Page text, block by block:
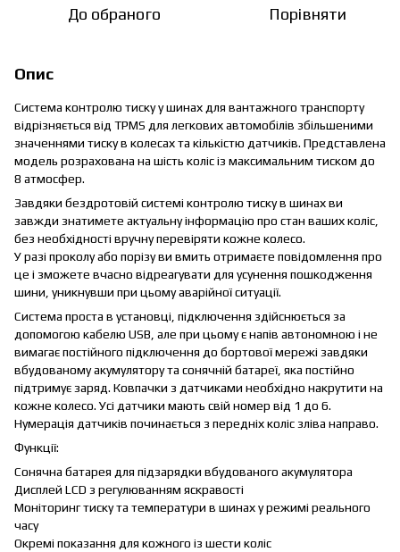
До обраного Порівняти
Опис
Система контролю тиску у шинах для вантажного транспорту
відрізняється від TPMS для легкових автомобілів збільшеними
значеннями тиску в колесах та кількістю датчиків. Представлена
​​модель розрахована на шість коліс із максимальним тиском до
8 атмосфер.
Завдяки бездротовій системі контролю тиску в шинах ви
завжди знатимете актуальну інформацію про стан ваших коліс,
без необхідності вручну перевіряти кожне колесо.
У разі проколу або порізу ви вмить отримаєте повідомлення про
це і зможете вчасно відреагувати для усунення пошкодження
шини, уникнувши при цьому аварійної ситуації.
Система проста в установці, підключення здійснюється за
допомогою кабелю USB, але при цьому є напів автономною і не
вимагає постійного підключення до бортової мережі завдяки
вбудованому акумулятору та сонячній батареї, яка постійно
підтримує заряд. Ковпачки з датчиками необхідно накрутити на
кожне колесо. Усі датчики мають свій номер від 1 до 6.
Нумерація датчиків починається з передніх коліс зліва направо.
Функції:
Сонячна батарея для підзарядки вбудованого акумулятора
Дисплей LCD з регулюванням яскравості
Моніторинг тиску та температури в шинах у режимі реального
часу
Окремі показання для кожного із шести коліс